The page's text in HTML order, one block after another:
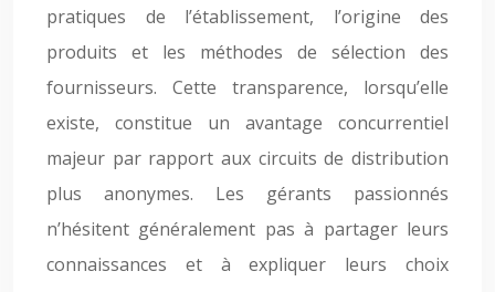
pratiques de l’établissement, l’origine des
produits et les méthodes de sélection des
fournisseurs. Cette transparence, lorsqu’elle
existe, constitue un avantage concurrentiel
majeur par rapport aux circuits de distribution
plus anonymes. Les gérants passionnés
n’hésitent généralement pas à partager leurs
connaissances et à expliquer leurs choix